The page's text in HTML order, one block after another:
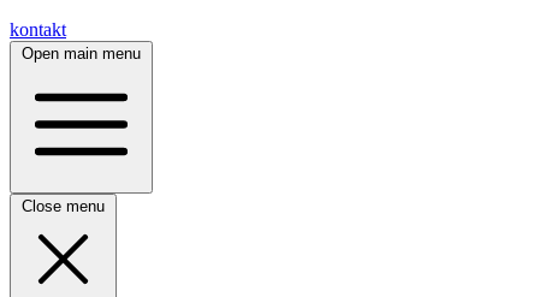
kontakt
Open main menu
Close menu